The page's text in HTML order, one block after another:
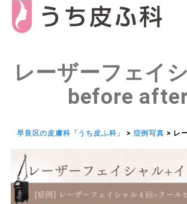
レーザーフェイ
before
早良区の皮膚科「うち皮ふ科」 > 症例写真 > レ